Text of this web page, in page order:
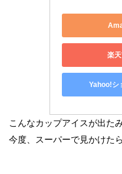
楽
Yahoo!シ
こんなカップアイスが出たみ
今度、スーパーで見かけた